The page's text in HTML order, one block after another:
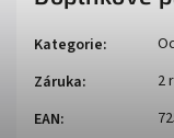
Kategorie:
Záruka:
2
EAN: